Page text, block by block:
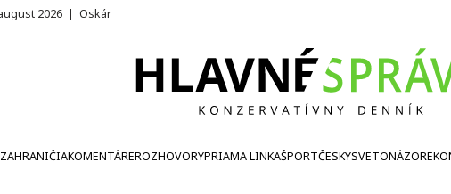
2026 | Oskár
KOMENTÁREROZHOVORYPRIAMA LINKAŠPORTČESKYSVETONÁZOR